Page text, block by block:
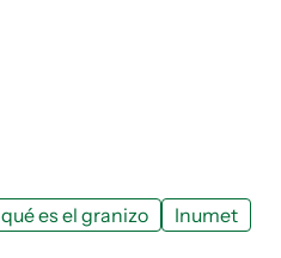
qué es el granizo Inumet